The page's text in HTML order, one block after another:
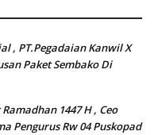
, PT.Pegadaian Kanwil X
Paket Sembako Di
1447 H , Ceo
Pengurus Rw 04 Puskopad